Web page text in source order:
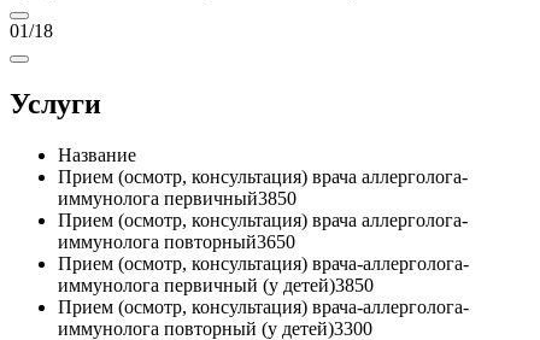
01/18
Услуги
Название
Прием (осмотр, консультация) врача аллерголога-
иммунолога первичный3850
Прием (осмотр, консультация) врача аллерголога-
иммунолога повторный3650
Прием (осмотр, консультация) врача-аллерголога-
иммунолога первичный (у детей)3850
Прием (осмотр, консультация) врача-аллерголога-
иммунолога повторный (у детей)3300